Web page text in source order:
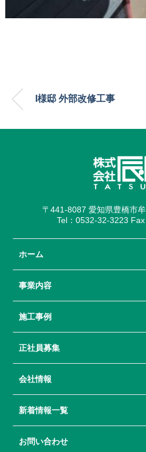
I様邸 外部改修工事
〒441-8087 愛知県豊橋市
Tel：0532-32-3223
ホーム
事業内容
施工事例
正社員募集
会社情報
新着情報一覧
お問い合わせ